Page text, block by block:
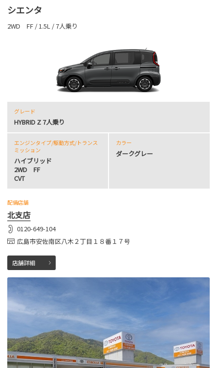
シエンタ
2WD FF / 1.5L / 7人乗り
グレード
HYBRID Z 7人乗り
エンジンタイプ/駆動方式/トランス
ミッション
ハイブリッド
2WD FF
CVT
カラー
ダークグレー
配備店舗
北支店
0120-649-104
広島市安佐南区八木２丁目１８番１７号
店舗詳細